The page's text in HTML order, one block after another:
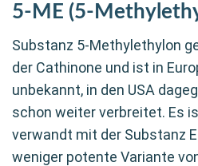
5-ME (5-
Substanz 5-Methylethylon
der Cathinone und ist in
unbekannt, in den USA
schon weiter verbreitet. Es
verwandt mit der Substanz
weniger potente Variante